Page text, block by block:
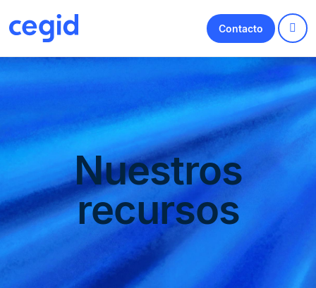
Contacto
Nuestros
recursos